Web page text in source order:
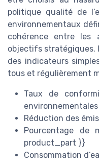
politique qualité de
environnementaux
cohérence entre les
objectifs stratégiques.
des indicateurs
tous et régulièrement
Taux de
environnementales
Réduction des
Pourcentage de
product_part }}
Consommation